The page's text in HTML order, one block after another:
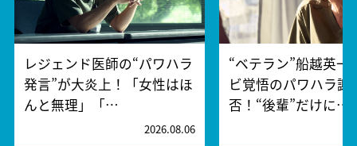
レジェンド医師の“パワハラ
発言”が大炎上！「女性はほ
んと無理」「…
2026.08.06
“ベテラン”船越英一
ビ覚悟のパワハラ謝
否！“後輩”だけに…